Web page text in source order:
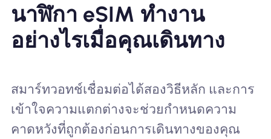
นาฬิกา eSIM ทำงาน
อย่างไรเมื่อคุณเดินทาง
สมาร์ทวอทช์เชื่อมต่อได้สองวิธีหลัก และการ
เข้าใจความแตกต่างจะช่วยกำหนดความ
คาดหวังที่ถูกต้องก่อนการเดินทางของคุณ